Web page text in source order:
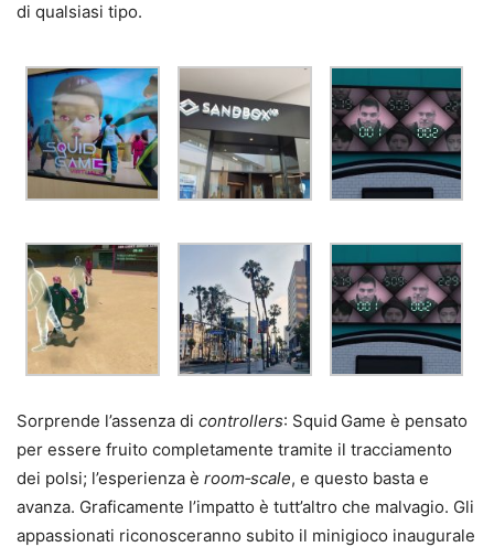
di qualsiasi tipo.
Sorprende l’assenza di controllers: Squid Game è pensato
per essere fruito completamente tramite il tracciamento
dei polsi; l’esperienza è room‑scale, e questo basta e
avanza. Graficamente l’impatto è tutt’altro che malvagio. Gli
appassionati riconosceranno subito il minigioco inaugurale